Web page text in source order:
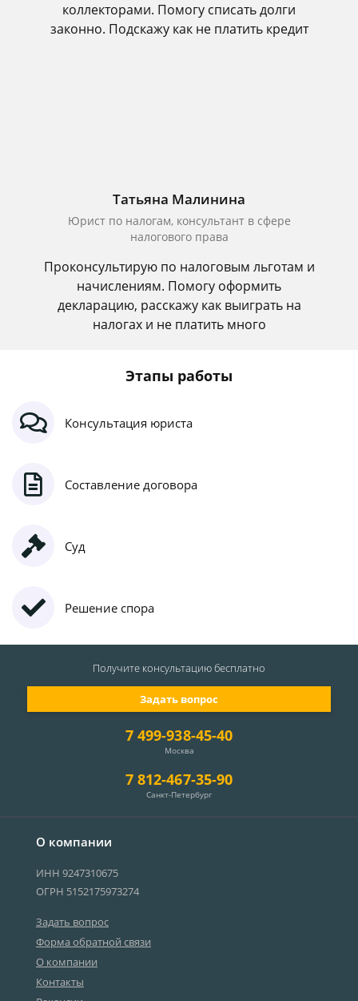
коллекторами. Помогу списать долги
законно. Подскажу как не платить кредит
Татьяна Малинина
Юрист по налогам, консультант в сфере
налогового права
Проконсультирую по налоговым льготам и
начислениям. Помогу оформить
декларацию, расскажу как выиграть на
налогах и не платить много
Этапы работы
Консультация юриста
Составление договора
Суд
Решение спора
О компании
ИНН 9247310675
ОГРН 5152175973274
Задать вопрос
Форма обратной связи
О компании
Контакты
7 499-938-45-40
Москва
7 812-467-35-90
Санкт-Петербург
Задать вопрос
Получите консультациюбесплатно